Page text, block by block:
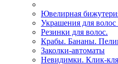
Ювелирная
Украшения для
Резинки для волос.
Крабы. Бананы.
Заколки-автоматы
Невидимки. Клик-